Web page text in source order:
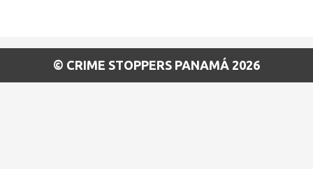
© CRIME STOPPERS PANAMÁ 2026